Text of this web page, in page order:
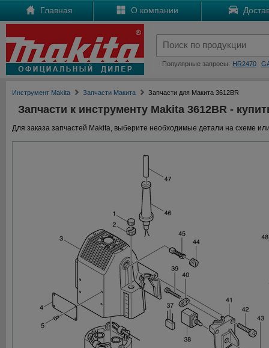
Главная О компании
Популярные запросы: HR2470
Инструмент Makita Запчасти Макита Запчасти для Макита 3612BR
Запчасти к инструменту Makita 3612BR -
Для заказа запчастей Makita, выберите необходимые детали на схеме